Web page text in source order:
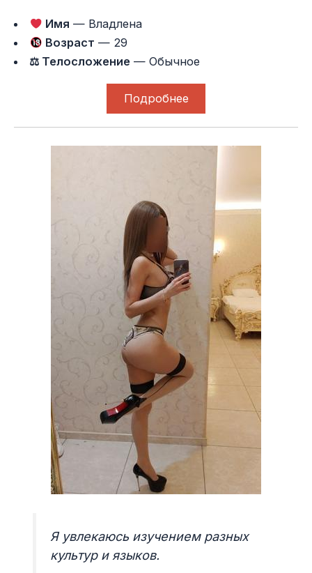
Имя — Владлена
Возраст — 29
⚖ Телосложение — Обычное
Подробнее
Я увлекаюсь изучением разных
культур и языков.